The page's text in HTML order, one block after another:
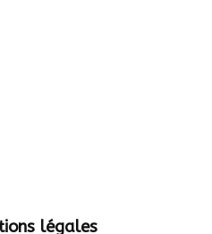
légales